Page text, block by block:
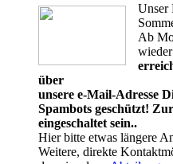
Unser
Ab
über
unsere e-Mail-Adresse
Spambots geschützt!
eingeschaltet sein..
Hier bitte etwas längere
Weitere, direkte